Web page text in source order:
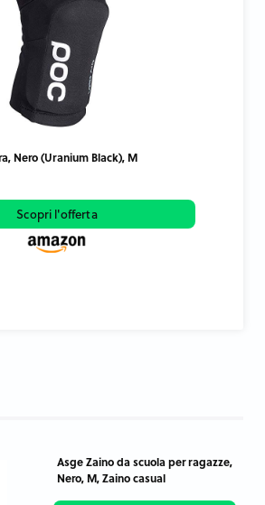
Nero (Uranium Black), M
Scopri l'offerta
Asge Zaino da scuola per ragazze,
Nero, M, Zaino casual